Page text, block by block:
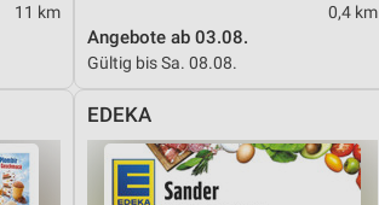
11 km 0,4 km
Angebote ab 03.08.
Gültig bis Sa. 08.08.
EDEKA